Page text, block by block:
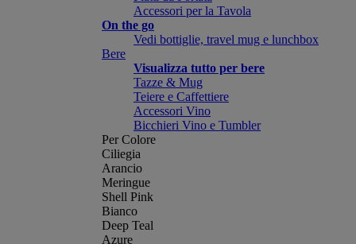
Accessori per la Tavola
On the go
Vedi bottiglie, travel mug e lunchbox
Bere
Visualizza tutto per bere
Tazze & Mug
Teiere e Caffettiere
Accessori Vino
Bicchieri Vino e Tumbler
Per Colore
Ciliegia
Arancio
Meringue
Shell Pink
Bianco
Deep Teal
Azure